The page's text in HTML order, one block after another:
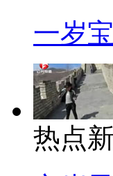
一岁
热点